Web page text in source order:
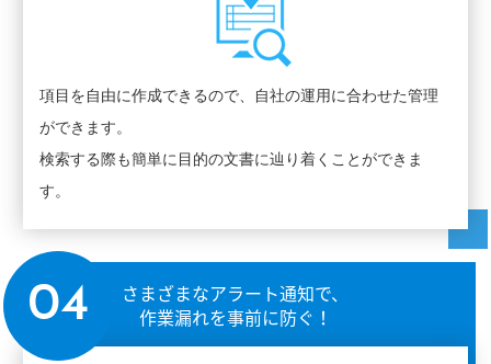
項目を自由に作成できるので、自社の運用に合わせた管理
ができます。
検索する際も簡単に目的の文書に辿り着くことができま
す。
04
さまざまなアラート通知で、
作業漏れを事前に防ぐ！